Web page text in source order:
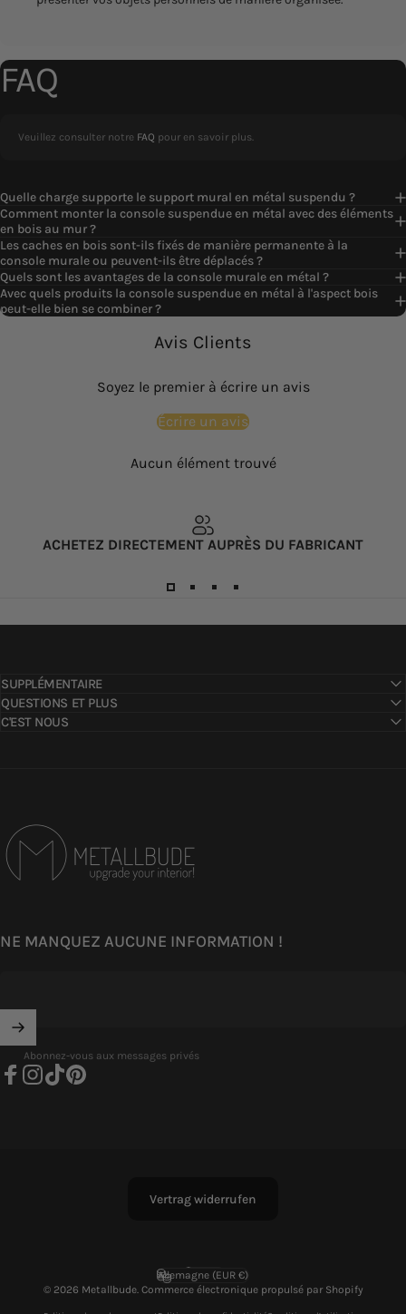
FAQ
Veuillez consulter notre FAQ pour en savoir plus.
Quelle charge supporte le support mural en métal suspendu ?
Comment monter la console suspendue en métal avec des éléments
en bois au mur ?
Les caches en bois sont-ils fixés de manière permanente à la
console murale ou peuvent-ils être déplacés ?
Quels sont les avantages de la console murale en métal ?
Avec quels produits la console suspendue en métal à l'aspect bois
peut-elle bien se combiner ?
Avis Clients
Soyez le premier à écrire un avis
Écrire un avis
Aucun élément trouvé
ACHETEZ DIRECTEMENT AUPRÈS DU FABRICANT
SUPPLÉMENTAIRE
QUESTIONS ET PLUS
C'EST NOUS
Metallbude
NE MANQUEZ AUCUNE INFORMATION !
Abonnez-vous aux messages privés
Vertrag widerrufen
© 2026 Metallbude. Commerce électronique propulsé par Shopify
Langue
Pays/région
Allemagne (EUR €)